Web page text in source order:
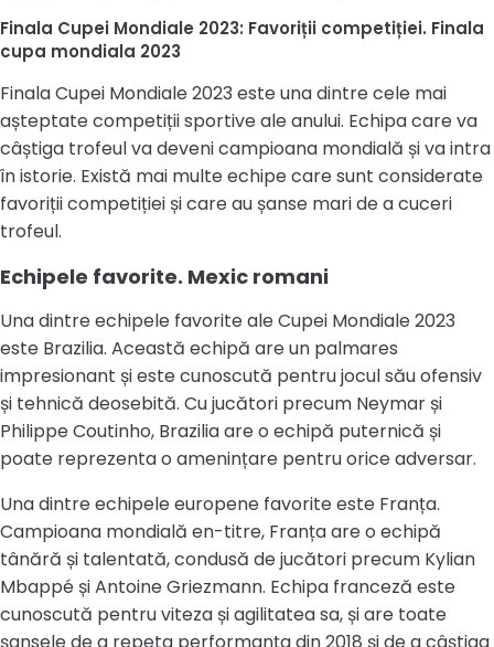
Finala Cupei Mondiale 2023: Favoriții competiției. Finala
cupa mondiala 2023
Finala Cupei Mondiale 2023 este una dintre cele mai
așteptate competiții sportive ale anului. Echipa care va
câștiga trofeul va deveni campioana mondială și va intra
în istorie. Există mai multe echipe care sunt considerate
favoriții competiției și care au șanse mari de a cuceri
trofeul.
Echipele favorite. Mexic romani
Una dintre echipele favorite ale Cupei Mondiale 2023
este Brazilia. Această echipă are un palmares
impresionant și este cunoscută pentru jocul său ofensiv
și tehnică deosebită. Cu jucători precum Neymar și
Philippe Coutinho, Brazilia are o echipă puternică și
poate reprezenta o amenințare pentru orice adversar.
Una dintre echipele europene favorite este Franța.
Campioana mondială en-titre, Franța are o echipă
tânără și talentată, condusă de jucători precum Kylian
Mbappé și Antoine Griezmann. Echipa franceză este
cunoscută pentru viteza și agilitatea sa, și are toate